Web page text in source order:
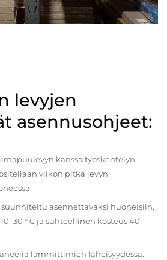
levyjen
asennusohjeet:
kanssa työskentelyn,
viikon pitkä levyn
asennettavaksi huoneisiin,
° C ja suhteellinen kosteus 40–
lämmittimien läheisyydessä.